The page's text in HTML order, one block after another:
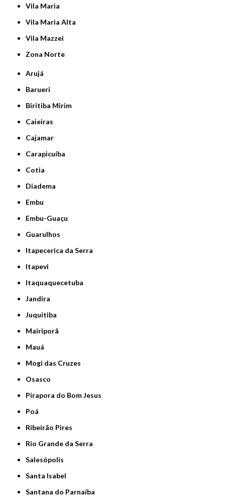
Vila Maria
Vila Maria Alta
Vila Mazzei
Zona Norte
Arujá
Barueri
Biritiba Mirim
Caieiras
Cajamar
Carapicuíba
Cotia
Diadema
Embu
Embu-Guaçu
Guarulhos
Itapecerica da Serra
Itapevi
Itaquaquecetuba
Jandira
Juquitiba
Mairiporã
Mauá
Mogi das Cruzes
Osasco
Pirapora do Bom Jesus
Poá
Ribeirão Pires
Rio Grande da Serra
Salesópolis
Santa Isabel
Santana do Parnaíba